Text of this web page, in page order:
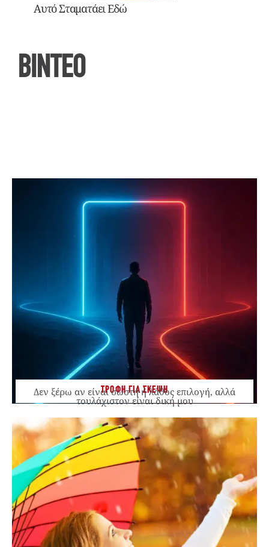
Αυτό Σταματάει Εδώ
ΒΙΝΤΕΟ
ΤΡΟΦΗ ΓΙΑ ΣΚΕΨΗ
Δεν ξέρω αν είναι σωστή ή λάθος επιλογή, αλλά
τουλάχιστον είναι δική μου